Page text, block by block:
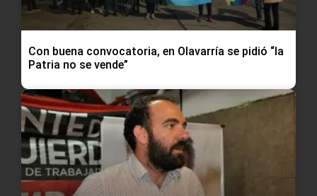
Con buena convocatoria, en Olavarría se pidió “la
Patria no se vende”